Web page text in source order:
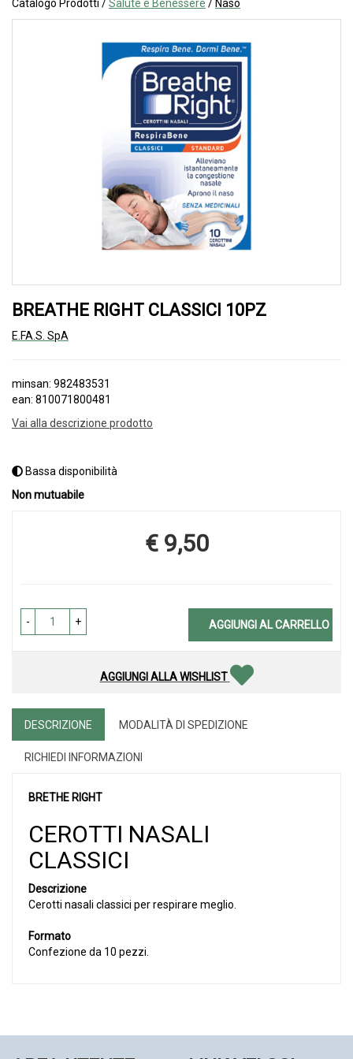
Catalogo Prodotti /Salute e Benessere / Naso
BREATHE RIGHT CLASSICI 10PZ
E.FA.S. SpA
minsan: 982483531
ean: 810071800481
Vai alla descrizione prodotto
Bassa disponibilità
Non mutuabile
Prezzo
€ 9,50
- + AGGIUNGI AL CARRELLO
AGGIUNGI ALLA WISHLIST
DESCRIZIONE MODALITÀ DI SPEDIZIONE
RICHIEDI INFORMAZIONI
BRETHE RIGHT
CEROTTI NASALI
CLASSICI
Descrizione
Cerotti nasali classici per respirare meglio.
Formato
Confezione da 10 pezzi.